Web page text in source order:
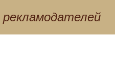
рекламодателей